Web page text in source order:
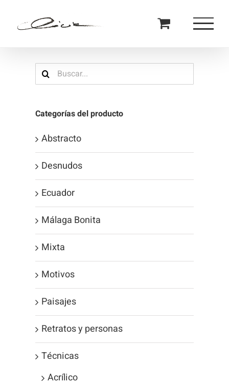
Buscar:
Categorías del producto
Abstracto
Desnudos
Ecuador
Málaga Bonita
Mixta
Motivos
Paisajes
Retratos y personas
Técnicas
Acrílico